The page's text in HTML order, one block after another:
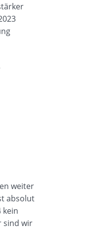
weiter
absolut
kein
sind wir